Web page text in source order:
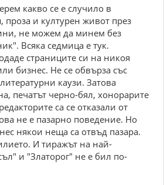
какво се е случило в
проза и културен живот през
не можем да минем без
Всяка седмица е тук.
страниците си на никоя
бизнес. Не се обвърза със
каузи. Затова
печатът черно-бял, хонорарите
са се отказали от
не е пазарно поведение. Но
някои неща са отвъд пазара.
И тиражът на най-
и "Златорог" не е бил по-